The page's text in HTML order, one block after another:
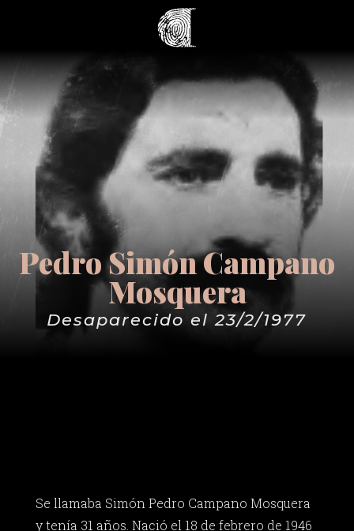
Pedro Simón Campano
Mosquera
Desaparecido el 23/2/1977
Se llamaba Simón Pedro Campano Mosquera
y tenía 31 años. Nació el 18 de febrero de 1946